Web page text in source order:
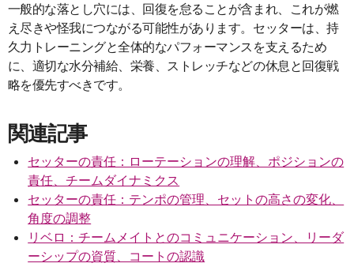
一般的な落とし穴には、回復を怠ることが含まれ、これが燃
え尽きや怪我につながる可能性があります。セッターは、持
久力トレーニングと全体的なパフォーマンスを支えるため
に、適切な水分補給、栄養、ストレッチなどの休息と回復戦
略を優先すべきです。
関連記事
セッターの責任：ローテーションの理解、ポジションの
責任、チームダイナミクス
セッターの責任：テンポの管理、セットの高さの変化、
角度の調整
リベロ：チームメイトとのコミュニケーション、リーダ
ーシップの資質、コートの認識